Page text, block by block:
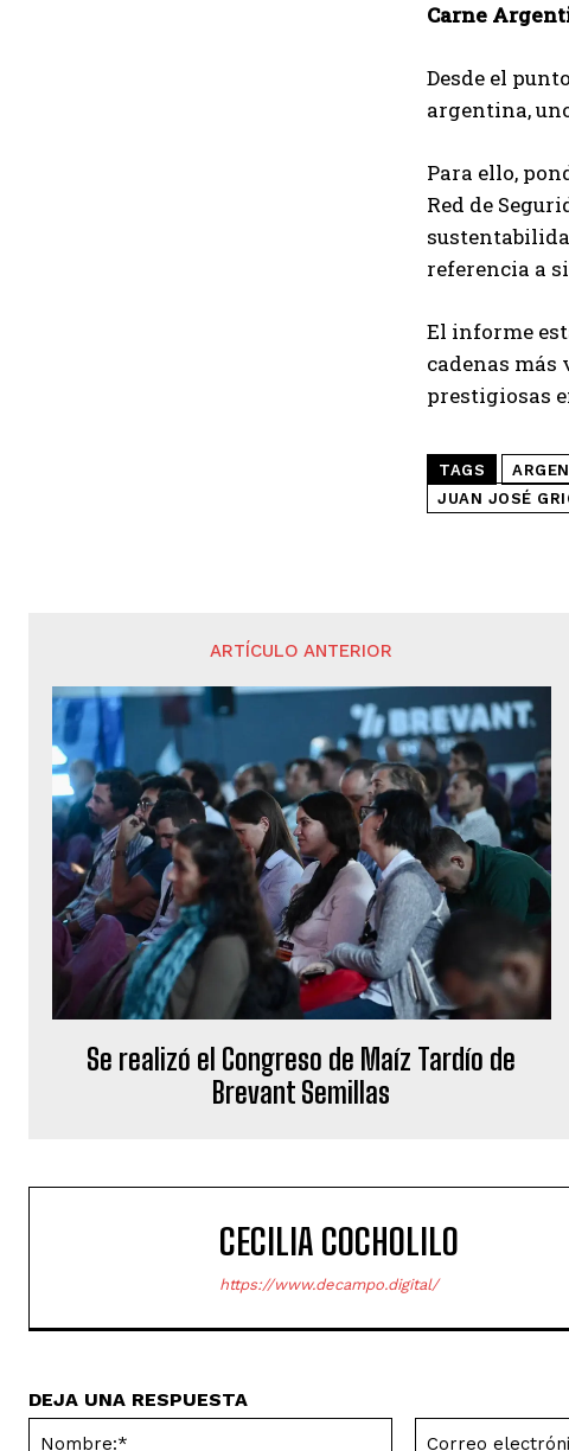
Carne
Desde el
argentina,
Para ello,
Red de
referencia a
El informe
cadenas más
prestigiosas
TAGS
JUAN JOSÉ
ARTÍCULO ANTERIOR
Se realizó el Congreso de Maíz Tardío de
Brevant Semillas
CECILIA COCHOLILO
https://www.decampo.digital/
DEJA UNA RESPUESTA